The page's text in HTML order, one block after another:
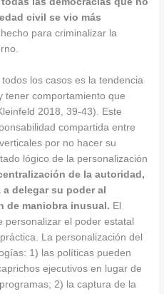
civil se vio más
para criminalizar la
los casos es la tendencia
tener comportamiento que
2018, 39-43). Este
compartida entre
por no hacer su
lógico de la personalización
de la autoridad,
delegar su poder al
de maniobra inusual. El
personalizar el poder estatal
La personalización del
1) las políticas pueden
ejecutivos en lugar de
2) la captura de la